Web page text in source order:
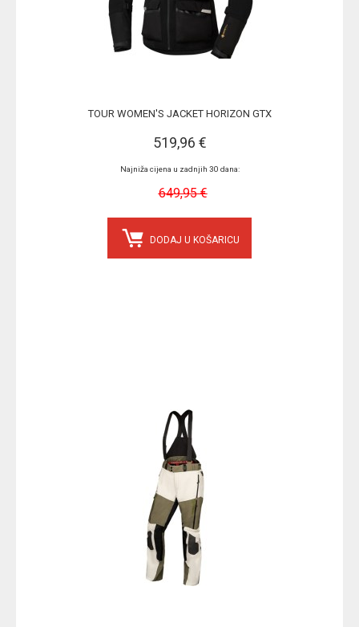
TOUR WOMEN'S JACKET HORIZON GTX
519,96 €
Najniža cijena u zadnjih 30 dana:
649,95 €
DODAJ U KOŠARICU